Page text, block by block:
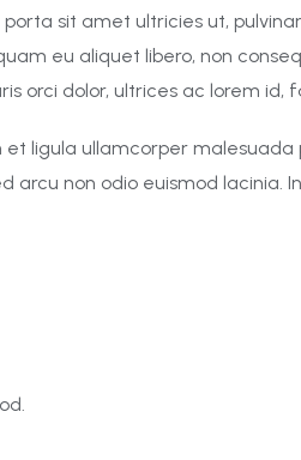
sit amet ultricies ut,
eu aliquet libero, non
orci dolor, ultrices ac lorem id,
ligula ullamcorper
arcu non odio euismod